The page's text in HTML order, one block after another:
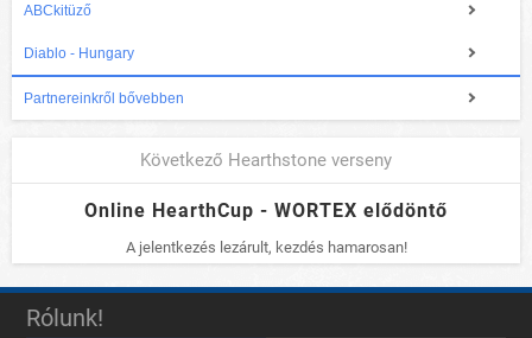
ABCkitüző
Diablo - Hungary
Partnereinkről bővebben
Következő Hearthstone verseny
Online HearthCup - WORTEX elődöntő
A jelentkezés lezárult, kezdés hamarosan!
Rólunk!